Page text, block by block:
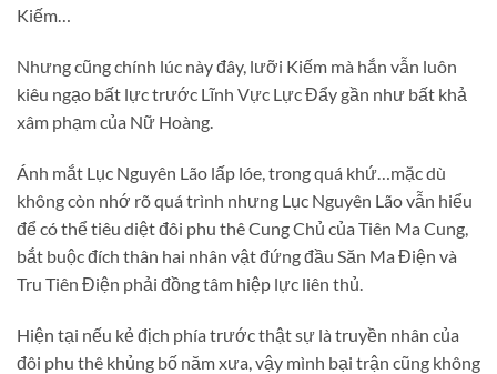
Kiếm…
Nhưng cũng chính lúc này đây, lưỡi Kiếm mà hắn vẫn luôn
kiêu ngạo bất lực trước Lĩnh Vực Lực Đẩy gần như bất khả
xâm phạm của Nữ Hoàng.
Ánh mắt Lục Nguyên Lão lấp lóe, trong quá khứ…mặc dù
không còn nhớ rõ quá trình nhưng Lục Nguyên Lão vẫn hiểu
để có thể tiêu diệt đôi phu thê Cung Chủ của Tiên Ma Cung,
bắt buộc đích thân hai nhân vật đứng đầu Săn Ma Điện và
Tru Tiên Điện phải đồng tâm hiệp lực liên thủ.
Hiện tại nếu kẻ địch phía trước thật sự là truyền nhân của
đôi phu thê khủng bố năm xưa, vậy mình bại trận cũng không